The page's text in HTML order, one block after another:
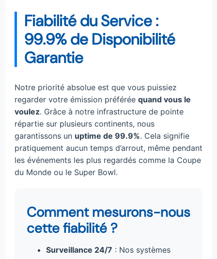
Fiabilité du Service :
99.9% de Disponibilité
Garantie
Notre priorité absolue est que vous puissiez
regarder votre émission préférée quand vous le
voulez. Grâce à notre infrastructure de pointe
répartie sur plusieurs continents, nous
garantissons un uptime de 99.9%. Cela signifie
pratiquement aucun temps d’arrout, même pendant
les événements les plus regardés comme la Coupe
du Monde ou le Super Bowl.
Comment mesurons-nous
cette fiabilité ?
Surveillance 24/7 : Nos systèmes